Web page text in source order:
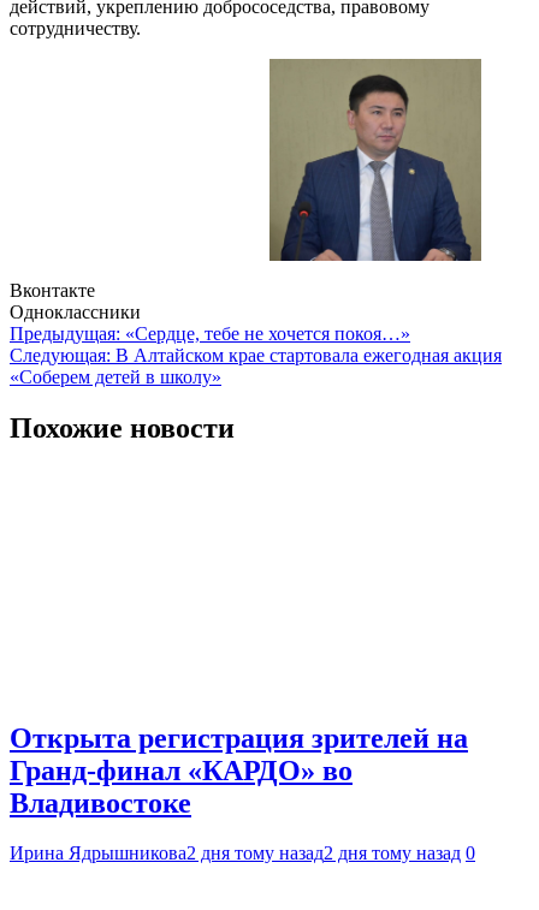
действий, укреплению добрососедства, правовому
сотрудничеству.
Вконтакте
Одноклассники
Навигация
по
Предыдущая: «Сердце, тебе не хочется покоя…»
Следующая: В Алтайском крае стартовала ежегодная акция
«Соберем детей в школу»
Похожие новости
Открыта регистрация зрителей на
Гранд-финал «КАРДО» во
Владивостоке
Ирина Ядрышникова2 дня тому назад2 дня тому назад 0